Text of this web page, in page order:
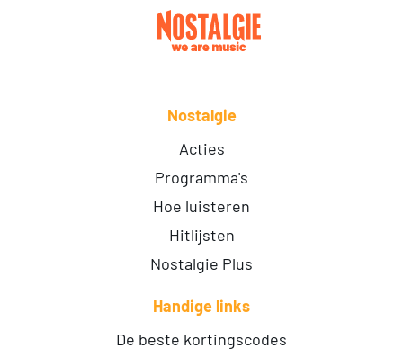
Nostalgie
Acties
Programma's
Hoe luisteren
Hitlijsten
Nostalgie Plus
Handige links
De beste kortingscodes